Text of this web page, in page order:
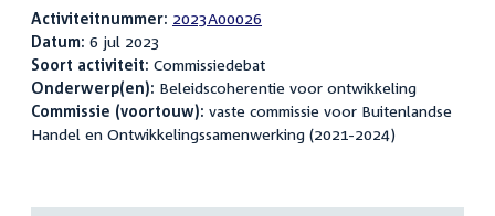
Activiteitnummer: 2023A00026
Datum: 6 jul 2023
Soort activiteit: Commissiedebat
Onderwerp(en): Beleidscoherentie voor ontwikkeling
Commissie (voortouw): vaste commissie voor Buitenlandse
Handel en Ontwikkelingssamenwerking (2021-2024)